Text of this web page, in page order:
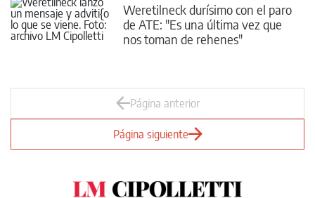
Weretilneck durísimo con el paro
de ATE: "Es una última vez que
nos toman de rehenes"
Página anterior
Página siguiente